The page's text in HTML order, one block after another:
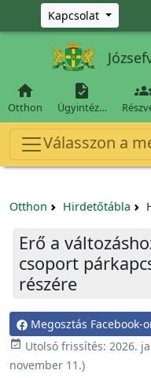
Ugrás a fő tartalomra
Kapcsolat

Otthon

Ügyintéz…
Válasszon a
Otthon Hirdetőtábla
Erő a
csoport
részére
Megosztás Facebook-
 Utolsó frissítés: 2026.
november 11.)